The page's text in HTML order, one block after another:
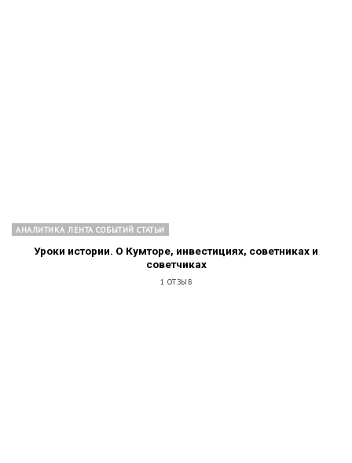
АНАЛИТИКА ЛЕНТА СОБЫТИЙ СТАТЬИ
Уроки истории. О Кумторе, инвестициях, советниках и
советчиках
1 ОТЗЫВ